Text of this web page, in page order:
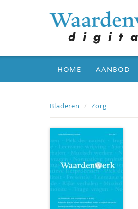
HOME AANBOD
Bladeren Zorg